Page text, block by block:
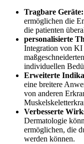
Tragbare Geräte:
ermöglichen die⁤
die patienten
personalisierte
Integration von KI
individuellen
Erweiterte
eine breitere
von anderen⁣
Verbesserte
Dermatologie
ermöglichen, die
werden können.